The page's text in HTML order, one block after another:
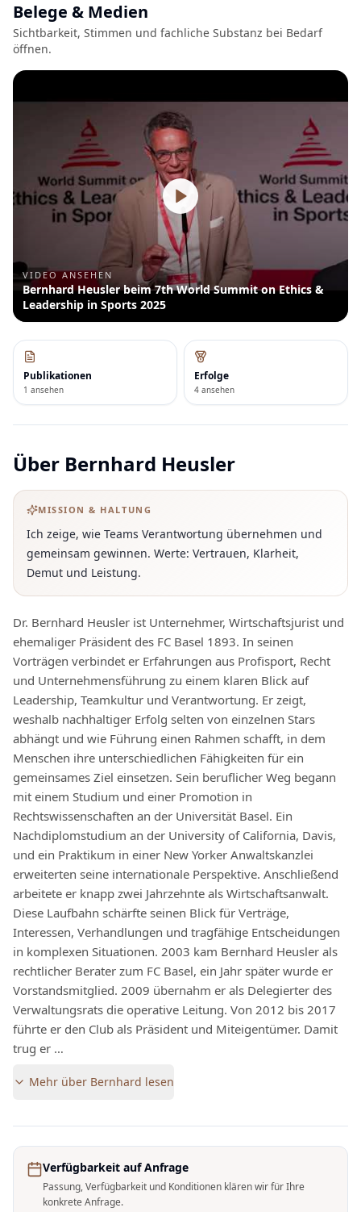
Belege & Medien
Sichtbarkeit, Stimmen und fachliche Substanz bei Bedarf
öffnen.
VIDEO ANSEHEN
Bernhard Heusler beim 7th World Summit on Ethics &
Leadership in Sports 2025
Publikationen
1 ansehen
Erfolge
4 ansehen
Über Bernhard Heusler
MISSION & HALTUNG
Ich zeige, wie Teams Verantwortung übernehmen und
gemeinsam gewinnen. Werte: Vertrauen, Klarheit,
Demut und Leistung.
Dr. Bernhard Heusler ist Unternehmer, Wirtschaftsjurist und
ehemaliger Präsident des FC Basel 1893. In seinen
Vorträgen verbindet er Erfahrungen aus Profisport, Recht
und Unternehmensführung zu einem klaren Blick auf
Leadership, Teamkultur und Verantwortung. Er zeigt,
weshalb nachhaltiger Erfolg selten von einzelnen Stars
abhängt und wie Führung einen Rahmen schafft, in dem
Menschen ihre unterschiedlichen Fähigkeiten für ein
gemeinsames Ziel einsetzen. Sein beruflicher Weg begann
mit einem Studium und einer Promotion in
Rechtswissenschaften an der Universität Basel. Ein
Nachdiplomstudium an der University of California, Davis,
und ein Praktikum in einer New Yorker Anwaltskanzlei
erweiterten seine internationale Perspektive. Anschließend
arbeitete er knapp zwei Jahrzehnte als Wirtschaftsanwalt.
Diese Laufbahn schärfte seinen Blick für Verträge,
Interessen, Verhandlungen und tragfähige Entscheidungen
in komplexen Situationen. 2003 kam Bernhard Heusler als
rechtlicher Berater zum FC Basel, ein Jahr später wurde er
Vorstandsmitglied. 2009 übernahm er als Delegierter des
Verwaltungsrats die operative Leitung. Von 2012 bis 2017
führte er den Club als Präsident und Miteigentümer. Damit
trug er …
Mehr über Bernhard lesen
Verfügbarkeit auf Anfrage
Passung, Verfügbarkeit und Konditionen klären wir für Ihre
konkrete Anfrage.